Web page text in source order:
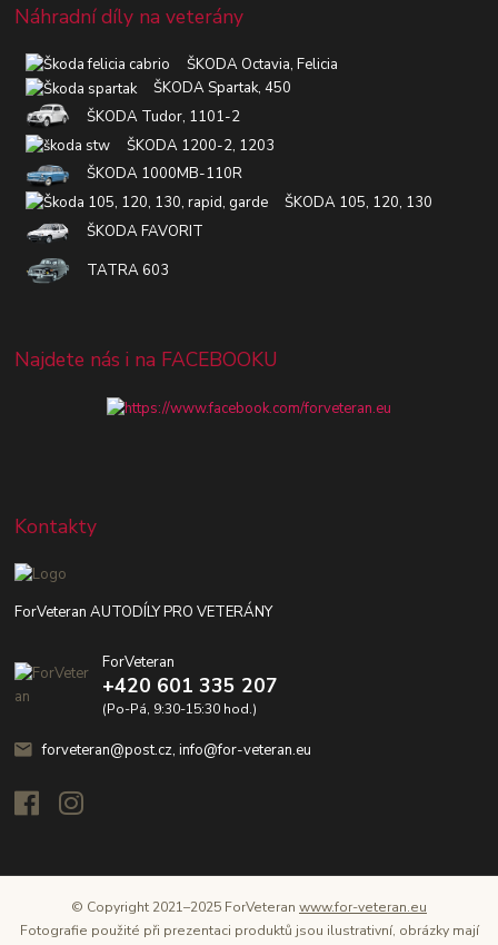
Náhradní díly na veterány
ŠKODA Octavia, Felicia
ŠKODA Spartak, 450
ŠKODA Tudor, 1101-2
ŠKODA 1200-2, 1203
ŠKODA 1000MB-110R
ŠKODA 105, 120, 130
ŠKODA FAVORIT
TATRA 603
Najdete nás i na FACEBOOKU
Kontakty
ForVeteran AUTODÍLY PRO VETERÁNY
ForVeteran
+420 601 335 207
(Po-Pá, 9:30-15:30 hod.)
forveteran@post.cz, info@for-veteran.eu
© Copyright 2021–2025 ForVeteran www.for-veteran.eu
Fotografie použité při prezentaci produktů jsou ilustrativní, obrázky mají